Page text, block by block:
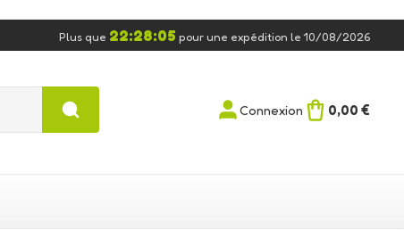
Plus que 22:28:04 pour une expédition le 10/08/2026
Connexion 0,00 €